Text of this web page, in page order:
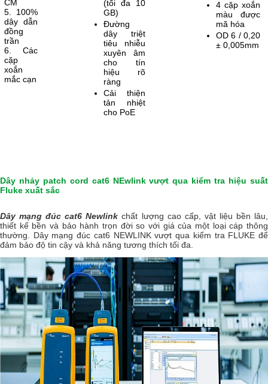
CM
5. 100%
dây dẫn
đồng
trần
6. Các
cặp
xoắn
mắc cạn
(tối đa 10
GB)
Đường
dây triệt
tiêu nhiễu
xuyên âm
cho tín
hiệu rõ
ràng
Cải thiện
tản nhiệt
cho PoE
4 cặp xoắn
màu được
mã hóa
OD 6 / 0,20
± 0,005mm
Dây nhảy patch cord cat6 NEwlink vượt qua kiểm tra hiệu suất
Fluke xuất sắc
Dây mạng đúc cat6 Newlink chất lượng cao cấp, vật liệu bền lâu,
thiết kế bền và bảo hành trọn đời so với giá của một loại cáp thông
thường. Dây mạng đúc cat6 NEWLINK vượt qua kiểm tra FLUKE để
đảm bảo độ tin cậy và khả năng tương thích tối đa.